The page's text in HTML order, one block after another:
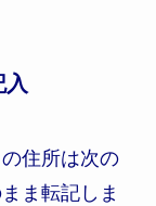
入
住所は次の
ま転記しま